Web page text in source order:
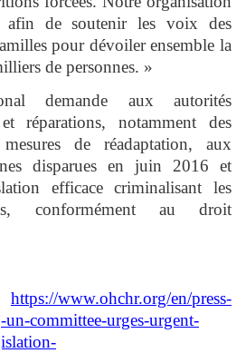
afin de soutenir les voix des
pour dévoiler ensemble la
de personnes. »
demande aux autorités
réparations, notamment des
de réadaptation, aux
disparues en juin 2016 et
efficace criminalisant les
conformément au droit
https://www.ohchr.org/en/press-
un-committee-urges-urgent-